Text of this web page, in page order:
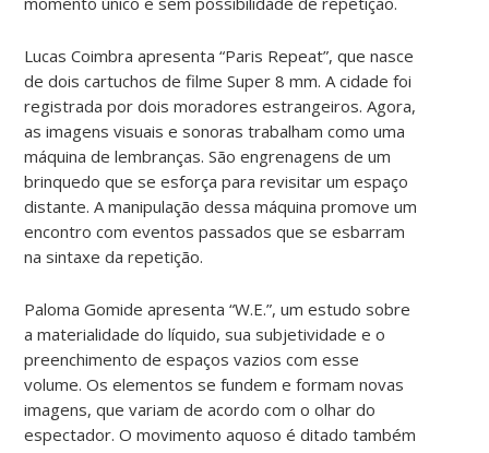
Lucas Coimbra apresenta “Paris Repeat”, que nasce
de dois cartuchos de filme Super 8 mm. A cidade foi
registrada por dois moradores estrangeiros. Agora,
as imagens visuais e sonoras trabalham como uma
máquina de lembranças. São engrenagens de um
brinquedo que se esforça para revisitar um espaço
distante. A manipulação dessa máquina promove um
encontro com eventos passados que se esbarram
na sintaxe da repetição.
Paloma Gomide apresenta “W.E.”, um estudo sobre
a materialidade do líquido, sua subjetividade e o
preenchimento de espaços vazios com esse
volume. Os elementos se fundem e formam novas
imagens, que variam de acordo com o olhar do
espectador. O movimento aquoso é ditado também